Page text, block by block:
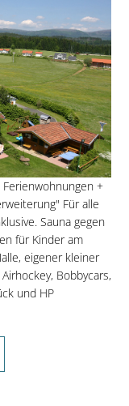
+
Für alle
Sauna gegen
für Kinder am
eigener kleiner
Bobbycars,
und HP